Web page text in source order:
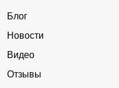
Блог
Новости
Видео
Отзывы